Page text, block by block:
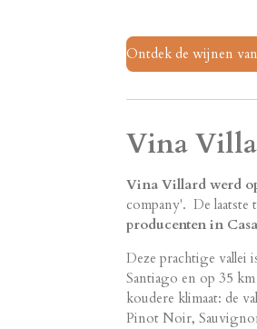
Ontdek de wijnen van
Vina
Vina Villard werd
company'. De
producenten in
Deze prachtige vallei
Santiago en op 35
koudere klimaat: de
Pinot Noir,